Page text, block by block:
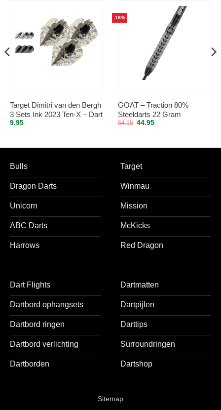
Target Dimitri van den Bergh
3 Sets Ink 2023 Ten-X – Dart
Flights
9.95
-18%
GOAT – Traction 80%
Steeldarts 22 Gram
54.95 Oorspronkelijke
44.95Huidige
Bulls
Dragon Darts
Unicorn
ABC Darts
Harrows
Target
Winmau
Mission
McKicks
Red Dragon
Dart Flights
Dartbord ophangsets
Dartbord ringen
Dartbord verlichting
Dartborden
Dartmatten
Dartpijlen
Darttips
Surroundringen
Dartshop
Sitemap